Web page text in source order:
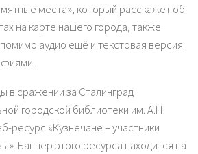
места», который расскажет об
на карте нашего города, также
аудио ещё и текстовая версия
в сражении за Сталинград
городской библиотеки им. А.Н.
ресурс «Кузнечане – участники
Баннер этого ресурса находится на